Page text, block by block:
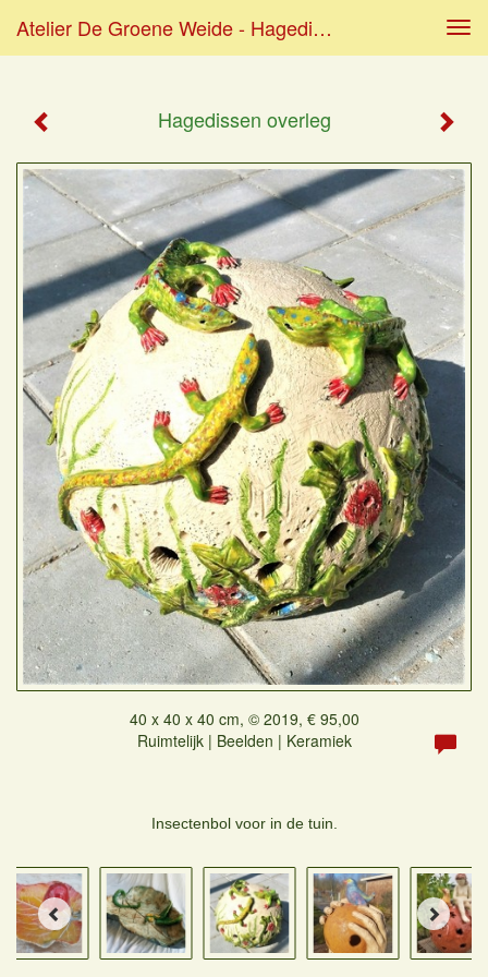
Atelier De Groene Weide - Hagedissen Overleg
Hagedissen overleg
40 x 40 x 40 cm, © 2019, € 95,00
Ruimtelijk | Beelden | Keramiek
Insectenbol voor in de tuin.